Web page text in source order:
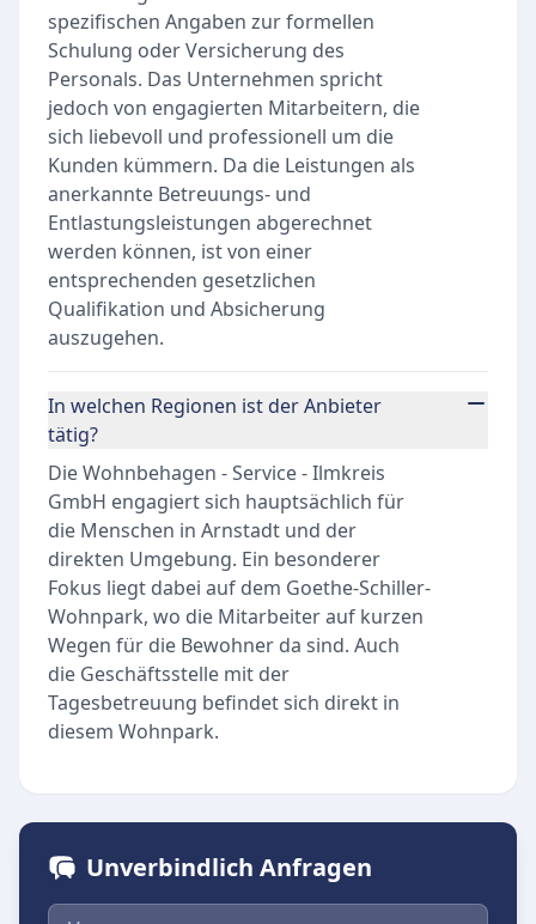
spezifischen Angaben zur formellen
Schulung oder Versicherung des
Personals. Das Unternehmen spricht
jedoch von engagierten Mitarbeitern, die
sich liebevoll und professionell um die
Kunden kümmern. Da die Leistungen als
anerkannte Betreuungs- und
Entlastungsleistungen abgerechnet
werden können, ist von einer
entsprechenden gesetzlichen
Qualifikation und Absicherung
auszugehen.
In welchen Regionen ist der Anbieter
tätig?
Die Wohnbehagen - Service - Ilmkreis
GmbH engagiert sich hauptsächlich für
die Menschen in Arnstadt und der
direkten Umgebung. Ein besonderer
Fokus liegt dabei auf dem Goethe-Schiller-
Wohnpark, wo die Mitarbeiter auf kurzen
Wegen für die Bewohner da sind. Auch
die Geschäftsstelle mit der
Tagesbetreuung befindet sich direkt in
diesem Wohnpark.
Unverbindlich Anfragen
Vorname